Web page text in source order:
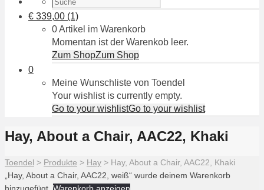
€ 339,00 (1)
0 Artikel im Warenkorb
Momentan ist der Warenkob leer.
Zum ShopZum Shop
0
Meine Wunschliste von Toendel
Your wishlist is currently empty.
Go to your wishlistGo to your wishlist
Hay, About a Chair, AAC22, Khaki
Toendel > Produkte > Hay > Hay, About a Chair, AAC22, Khaki
„Hay, About a Chair, AAC22, weiß“ wurde deinem Warenkorb